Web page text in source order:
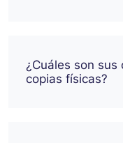
¿Cuáles son
copias físicas?